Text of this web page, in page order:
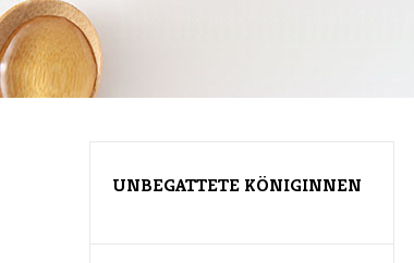
UNBEGATTETE KÖNIGINNEN